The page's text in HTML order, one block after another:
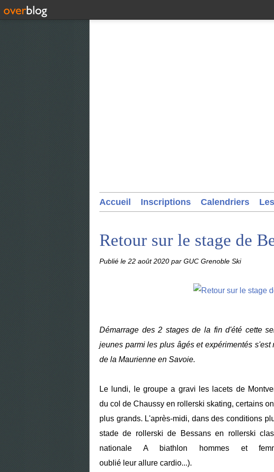
Accueil Inscriptions Calendriers
Retour sur le stage de
Publié le 22 août 2020 par GUC Grenoble Ski
Démarrage des 2 stages de la fin d'été cette
jeunes parmi les plus âgés et expérimentés
de la Maurienne en Savoie.
Le lundi, le groupe a gravi les lacets de
du col de Chaussy en rollerski skating, certains
plus grands. L'après-midi, dans des conditions
stade de rollerski de Bessans en rollerski
nationale A biathlon hommes et
oublié leur allure cardio...).